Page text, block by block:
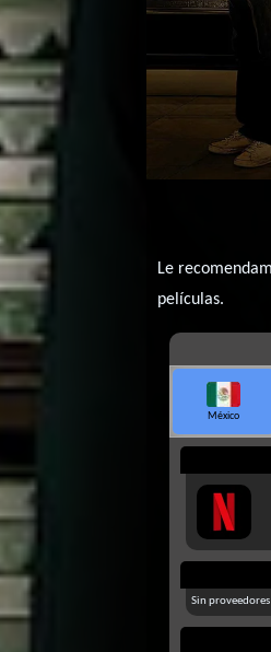
Le
películas.
México
Sin